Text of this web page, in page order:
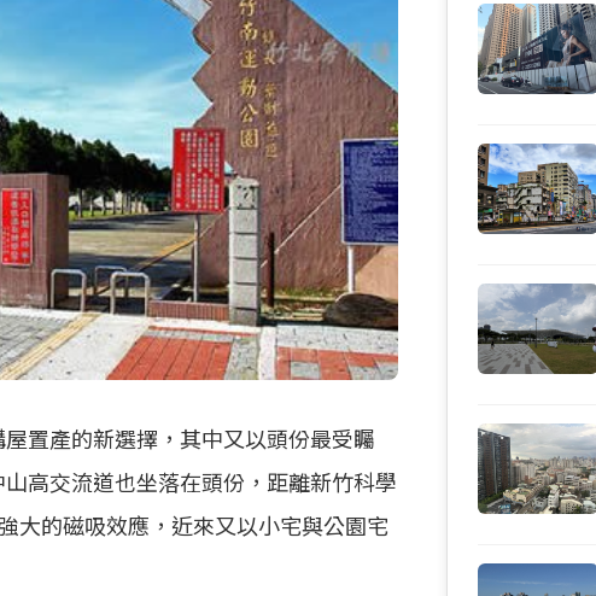
置產的新選擇，其中又以頭份最受矚
高交流道也坐落在頭份，距離新竹科學
大的磁吸效應，近來又以小宅與公園宅